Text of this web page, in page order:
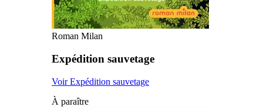
Roman Milan
Expédition sauvetage
Voir Expédition sauvetage
À paraître